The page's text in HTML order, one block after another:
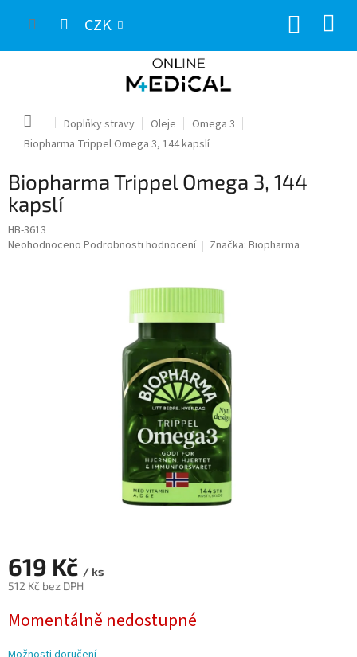
CZK
Domů Doplňky stravy Oleje
Omega 3
Biopharma Trippel Omega 3, 144 kapslí
Biopharma Trippel Omega 3, 144
kapslí
HB-3613
Průměrné
Neohodnoceno Podrobnosti hodnocení Značka: Biopharma
619 Kč / ks
512 Kč bez DPH
cena:
Momentálně nedostupné